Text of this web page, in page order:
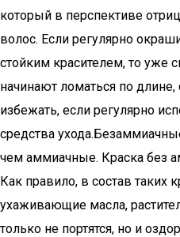
который в перспективе
волос. Если регулярно
стойким красителем, то уже
начинают ломаться по
избежать, если регулярно
средства
чем аммиачные. Краска без
Как правило, в состав таких
ухаживающие масла,
только не портятся, но и